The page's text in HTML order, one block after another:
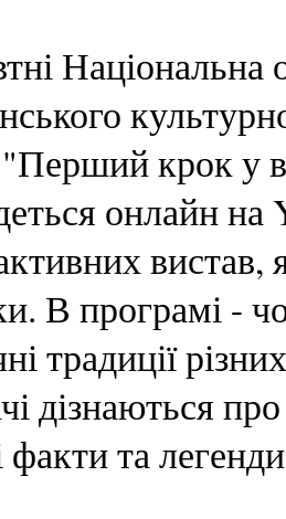
Національна
"Перший крок у
онлайн на
вистав,
В програмі -
традиції
дізнаються
факти та